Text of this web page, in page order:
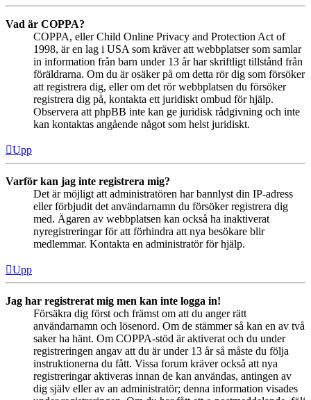
Vad är COPPA?
COPPA, eller Child Online Privacy and Protection Act of
1998, är en lag i USA som kräver att webbplatser som samlar
in information från barn under 13 år har skriftligt tillstånd från
föräldrarna. Om du är osäker på om detta rör dig som försöker
att registrera dig, eller om det rör webbplatsen du försöker
registrera dig på, kontakta ett juridiskt ombud för hjälp.
Observera att phpBB inte kan ge juridisk rådgivning och inte
kan kontaktas angående något som helst juridiskt.
Upp
Varför kan jag inte registrera mig?
Det är möjligt att administratören har bannlyst din IP-adress
eller förbjudit det användarnamn du försöker registrera dig
med. Ägaren av webbplatsen kan också ha inaktiverat
nyregistreringar för att förhindra att nya besökare blir
medlemmar. Kontakta en administratör för hjälp.
Upp
Jag har registrerat mig men kan inte logga in!
Försäkra dig först och främst om att du anger rätt
användarnamn och lösenord. Om de stämmer så kan en av två
saker ha hänt. Om COPPA-stöd är aktiverat och du under
registreringen angav att du är under 13 år så måste du följa
instruktionerna du fått. Vissa forum kräver också att nya
registreringar aktiveras innan de kan användas, antingen av
dig själv eller av an administratör; denna information visades